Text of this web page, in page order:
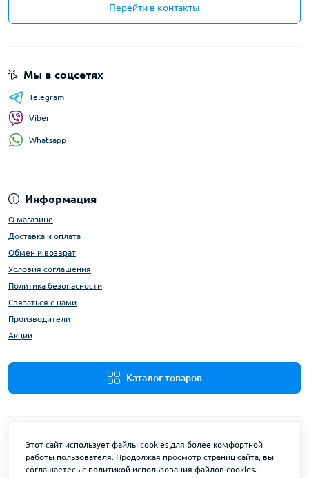
Перейти в контакты
Информация
О магазине
Доставка и оплата
Обмен и возврат
Условия соглашения
Политика безопасности
Связаться с нами
Производители
Акции
Каталог товаров
Мы в соцсетях
Telegram
Viber
Whatsapp
Этот сайт использует файлы cookies для более комфортной
работы пользователя. Продолжая просмотр страниц сайта, вы
соглашаетесь с политикой использования файлов cookies.